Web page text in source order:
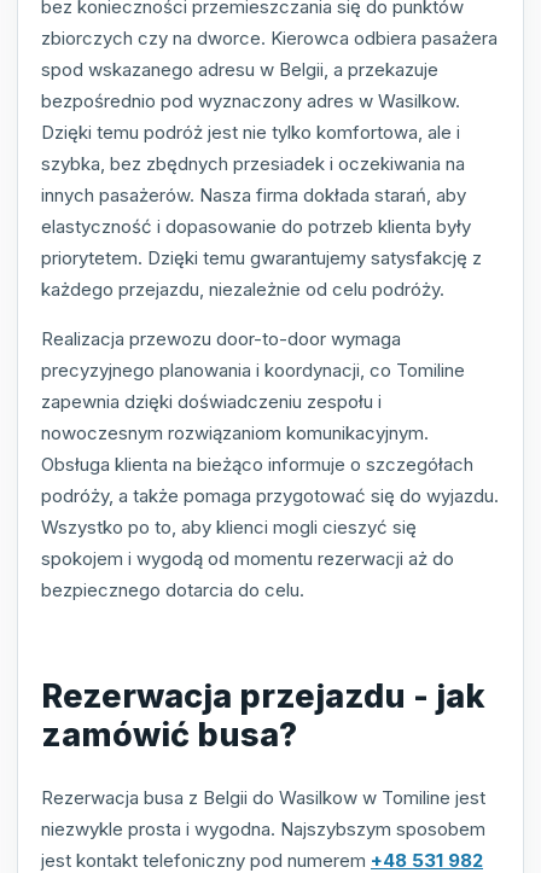
bez konieczności przemieszczania się do punktów
zbiorczych czy na dworce. Kierowca odbiera pasażera
spod wskazanego adresu w Belgii, a przekazuje
bezpośrednio pod wyznaczony adres w Wasilkow.
Dzięki temu podróż jest nie tylko komfortowa, ale i
szybka, bez zbędnych przesiadek i oczekiwania na
innych pasażerów. Nasza firma dokłada starań, aby
elastyczność i dopasowanie do potrzeb klienta były
priorytetem. Dzięki temu gwarantujemy satysfakcję z
każdego przejazdu, niezależnie od celu podróży.
Realizacja przewozu door-to-door wymaga
precyzyjnego planowania i koordynacji, co Tomiline
zapewnia dzięki doświadczeniu zespołu i
nowoczesnym rozwiązaniom komunikacyjnym.
Obsługa klienta na bieżąco informuje o szczegółach
podróży, a także pomaga przygotować się do wyjazdu.
Wszystko po to, aby klienci mogli cieszyć się
spokojem i wygodą od momentu rezerwacji aż do
bezpiecznego dotarcia do celu.
Rezerwacja przejazdu - jak
zamówić busa?
Rezerwacja busa z Belgii do Wasilkow w Tomiline jest
niezwykle prosta i wygodna. Najszybszym sposobem
jest kontakt telefoniczny pod numerem +48 531 982